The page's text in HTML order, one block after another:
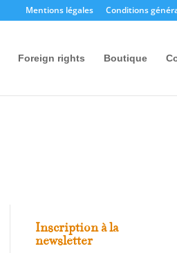
Mentions légales Conditions
Foreign rights Boutique
Inscription à la
newsletter